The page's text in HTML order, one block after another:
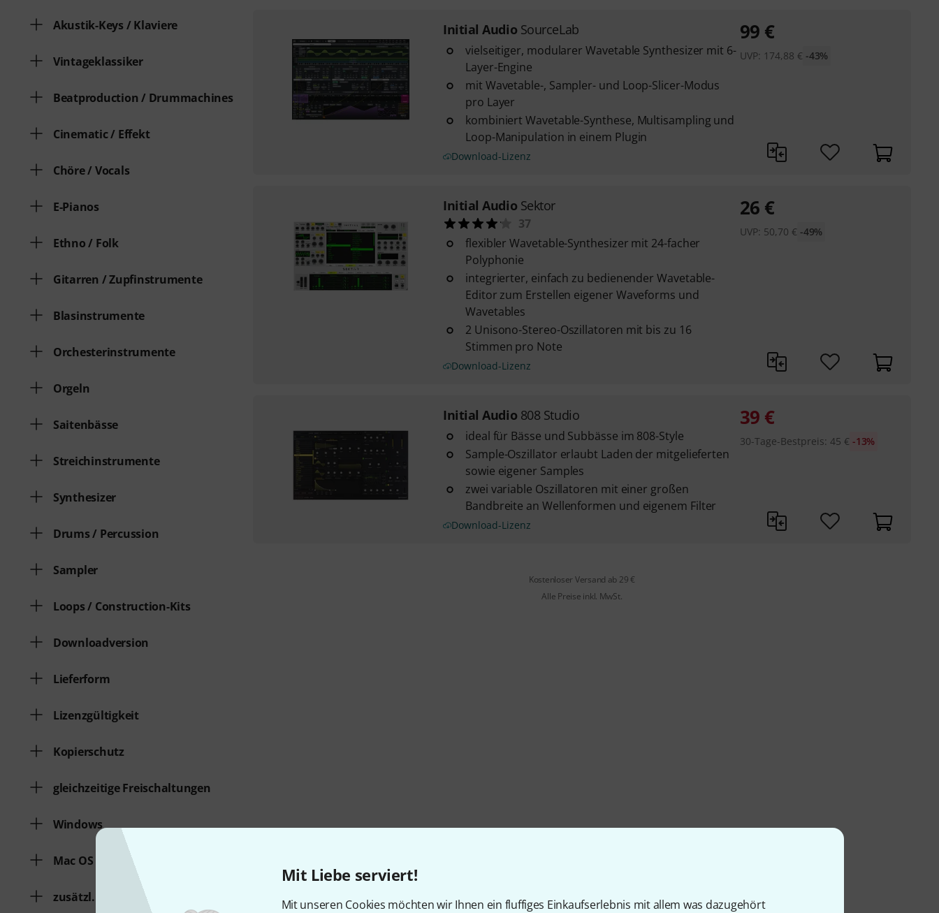
Mit Liebe serviert!
Mit unseren Cookies möchten wir Ihnen ein fluffiges Einkaufserlebnis mit allem was dazugehört
Akustik-Keys / Klaviere
Vintageklassiker
Beatproduction / Drummachines
Cinematic / Effekt
Chöre / Vocals
E-Pianos
Ethno / Folk
Gitarren / Zupfinstrumente
Blasinstrumente
Orchesterinstrumente
Orgeln
Saitenbässe
Streichinstrumente
Synthesizer
Drums / Percussion
Sampler
Loops / Construction-Kits
Downloadversion
Lieferform
Lizenzgültigkeit
Kopierschutz
gleichzeitige Freischaltungen
Windows
Mac OS (64 Bit)
zusätzl. Systemvoraussetzungen
Initial Audio SourceLab
vielseitiger, modularer Wavetable Synthesizer mit 6-
Layer-Engine
mit Wavetable-, Sampler- und Loop-Slicer-Modus
pro Layer
kombiniert Wavetable-Synthese, Multisampling und
Loop-Manipulation in einem Plugin
Download-Lizenz
99 €
UVP: 174,88 € -43%
Initial Audio Sektor
37
flexibler Wavetable-Synthesizer mit 24-facher
Polyphonie
integrierter, einfach zu bedienender Wavetable-
Editor zum Erstellen eigener Waveforms und
Wavetables
2 Unisono-Stereo-Oszillatoren mit bis zu 16
Stimmen pro Note
Download-Lizenz
26 €
UVP: 50,70 € -49%
Initial Audio 808 Studio
ideal für Bässe und Subbässe im 808-Style
Sample-Oszillator erlaubt Laden der mitgelieferten
sowie eigener Samples
zwei variable Oszillatoren mit einer großen
Bandbreite an Wellenformen und eigenem Filter
Download-Lizenz
39 €
30-Tage-Bestpreis:45 € -13%
Kostenloser Versand ab 29 €
Alle Preise inkl. MwSt.